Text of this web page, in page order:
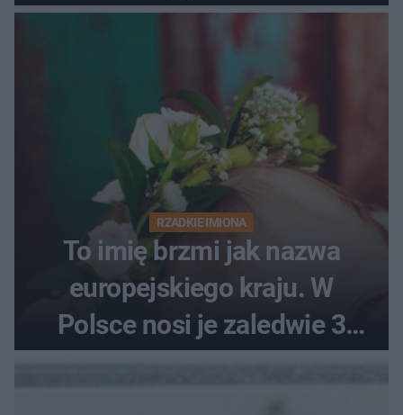
RZADKIE IMIONA
To imię brzmi jak nazwa
europejskiego kraju. W
Polsce nosi je zaledwie 3